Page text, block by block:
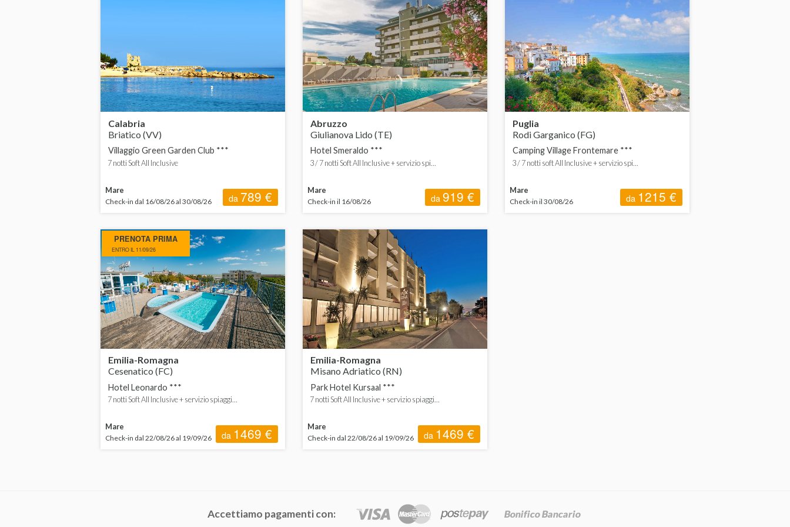
Puglia
Bed&Breakfast
Pensione completa
Mezza pensione
Soft all inclusive
Villaggio
Calabria
Briatico (VV)
Villaggio Green Garden Club ***
7 notti Soft All Inclusive
Mare
Check-in dal 16/08/26 al 30/08/26 da 789 €
Abruzzo
Giulianova Lido (TE)
Hotel Smeraldo ***
3 / 7 notti Soft All Inclusive + servizio spi...
Mare
Check-in il 16/08/26 da919 €
Puglia
Rodi Garganico (FG)
Camping Village Frontemare ***
3 / 7 notti soft All Inclusive + servizio spi...
Mare
Check-in il 30/08/26 da 1215 €
PRENOTA PRIMA
ENTRO IL 11/09/26
Emilia-Romagna
Cesenatico (FC)
Hotel Leonardo ***
7 notti Soft All Inclusive + servizio spiaggi...
Mare
Check-in dal 22/08/26 al 19/09/26 da 1469 €
Emilia-Romagna
Misano Adriatico (RN)
Park Hotel Kursaal ***
7 notti Soft All Inclusive + servizio spiaggi...
Mare
Check-in dal 22/08/26 al 19/09/26 da 1469 €
Accettiamo pagamenti con: